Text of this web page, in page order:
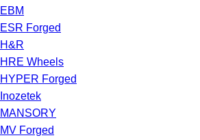
EBM
ESR Forged
H&R
HRE Wheels
HYPER Forged
Inozetek
MANSORY
MV Forged